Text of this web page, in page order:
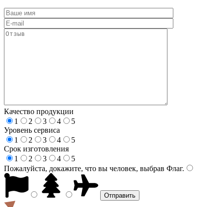
Качество продукции
1
2 3 4
5
Уровень сервиса
1
2 3 4
5
Срок изготовления
1
2 3 4
5
Пожалуйста, докажите, что вы человек, выбрав Флаг.